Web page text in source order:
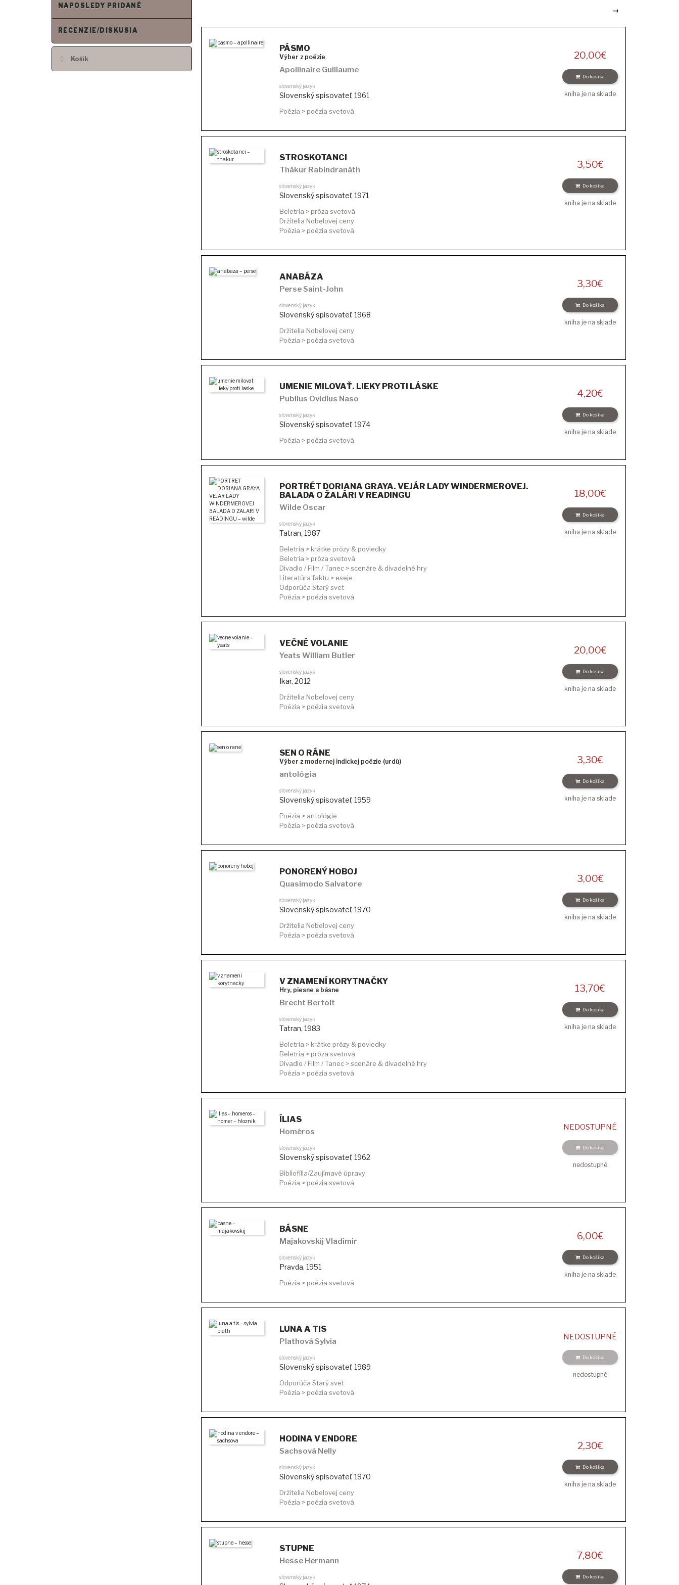
NAPOSLEDY PRIDANÉ
RECENZIE/DISKUSIA
Košík
→
PÁSMO
Výber z poézie
Apollinaire Guillaume
slovenský jazyk
Slovenský spisovateľ,1961
Poézia > poézia svetová
20,00€
Do košíka
kniha je na sklade
STROSKOTANCI
Thákur Rabindranáth
slovenský jazyk
Slovenský spisovateľ,1971
Beletria > próza svetová
Držitelia Nobelovej ceny
Poézia > poézia svetová
3,50€
Do košíka
kniha je na sklade
ANABÁZA
Perse Saint-John
slovenský jazyk
Slovenský spisovateľ,1968
Držitelia Nobelovej ceny
Poézia > poézia svetová
3,30€
Do košíka
kniha je na sklade
UMENIE MILOVAŤ. LIEKY PROTI LÁSKE
Publius Ovidius Naso
slovenský jazyk
Slovenský spisovateľ,1974
Poézia > poézia svetová
4,20€
Do košíka
kniha je na sklade
PORTRÉT DORIANA GRAYA. VEJÁR LADY WINDERMEROVEJ.
BALADA O ŽALÁRI V READINGU
Wilde Oscar
slovenský jazyk
Tatran,1987
Beletria > krátke prózy & poviedky
Beletria > próza svetová
Divadlo / Film / Tanec > scenáre & divadelné hry
Literatúra faktu > eseje
Odporúča Starý svet
Poézia > poézia svetová
18,00€
Do košíka
kniha je na sklade
VEČNÉ VOLANIE
Yeats William Butler
slovenský jazyk
Ikar,2012
Držitelia Nobelovej ceny
Poézia > poézia svetová
20,00€
Do košíka
kniha je na sklade
SEN O RÁNE
Výber z modernej indickej poézie (urdú)
antológia
slovenský jazyk
Slovenský spisovateľ,1959
Poézia > antológie
Poézia > poézia svetová
3,30€
Do košíka
kniha je na sklade
PONORENÝ HOBOJ
Quasimodo Salvatore
slovenský jazyk
Slovenský spisovateľ,1970
Držitelia Nobelovej ceny
Poézia > poézia svetová
3,00€
Do košíka
kniha je na sklade
V ZNAMENÍ KORYTNAČKY
Hry, piesne a básne
Brecht Bertolt
slovenský jazyk
Tatran,1983
Beletria > krátke prózy & poviedky
Beletria > próza svetová
Divadlo / Film / Tanec > scenáre & divadelné hry
Poézia > poézia svetová
13,70€
Do košíka
kniha je na sklade
ÍLIAS
Homéros
slovenský jazyk
Slovenský spisovateľ,1962
Bibliofília/Zaujímavé úpravy
Poézia > poézia svetová
NEDOSTUPNÉ
Do košíka
nedostupné
BÁSNE
Majakovskij Vladimir
slovenský jazyk
Pravda,1951
Poézia > poézia svetová
6,00€
Do košíka
kniha je na sklade
LUNA A TIS
Plathová Sylvia
slovenský jazyk
Slovenský spisovateľ,1989
Odporúča Starý svet
Poézia > poézia svetová
NEDOSTUPNÉ
Do košíka
nedostupné
HODINA V ENDORE
Sachsová Nelly
slovenský jazyk
Slovenský spisovateľ,1970
Držitelia Nobelovej ceny
Poézia > poézia svetová
2,30€
Do košíka
kniha je na sklade
STUPNE
Hesse Hermann
slovenský jazyk
7,80€
Do košíka